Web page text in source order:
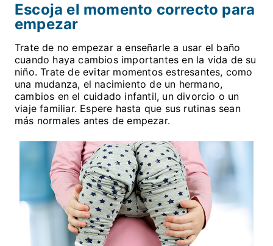
Escoja el momento correcto para
empezar
Trate de no empezar a enseñarle a usar el baño
cuando haya cambios importantes en la vida de su
niño. Trate de evitar momentos estresantes, como
una mudanza, el nacimiento de un hermano,
cambios en el cuidado infantil, un divorcio o un
viaje familiar. Espere hasta que sus rutinas sean
más normales antes de empezar.